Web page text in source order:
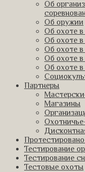
Об
Об оружии
Об охоте
Об охоте
Об охоте
Об охоте
Об охоте
Партнеры
Магазины
Тестирование
Тестирование
Тестовые охоты